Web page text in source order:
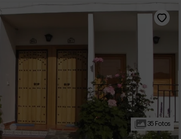
35 Fotos